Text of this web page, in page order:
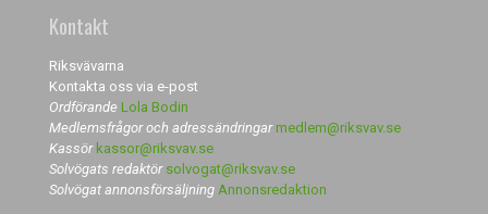
Kontakt
Riksvävarna
Kontakta oss via e-post
Ordförande Lola Bodin
Medlemsfrågor och adressändringarmedlem@riksvav.se
Kassör kassor@riksvav.se
Solvögats redaktör solvogat@riksvav.se
Solvögat annonsförsäljning Annonsredaktion